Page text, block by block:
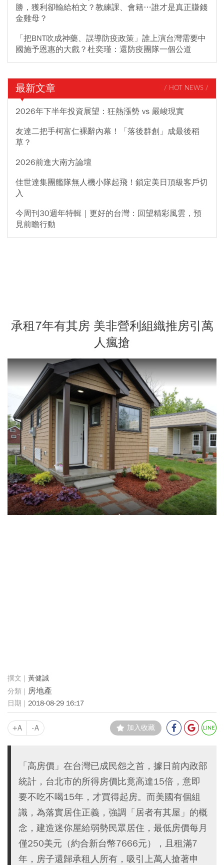
勝，獲利卻輸給柏文？教練課、會籍…誰才是真正賺錢
金雞母？
「把BNT吹成神藥、誤導防疫政策」誰上演台灣需要中
國施予恩惠的大戲？杜奕瑾：還防疫團隊一個公道
最新文章 / HOT NEWS /
2026年下半年投資展望：狂熱漲勢 vs 嚴峻現實
友達二把手柯富仁裸辭內幕！「落後群創」成最後稻
草？
2026前進大南方論壇
佳世達集團艦隊無人機小隊起飛！鎖定美日頂級客戶切
入
今周刊30週年特輯｜更好的台灣：回望精彩風雲，預
見前瞻行動
承租7年有其房 美非營利組織推房引萬
人瘋搶
黃健誠
房地產
2018-08-29 16:17
+A -A 加入收藏
「高房價」在台灣已成民怨之首，據日前內政部
統計，台北市的所得房價比竟高達15倍，意即
要不吃不喝15年，才買得起房。而美國有個組
識，為落實居住正義，強調「居者有其屋」的概
念，建造迷你屋給弱勢民眾居住，最低房價每月
僅250美元（約合新台幣7666元），且租滿7
年，房子還歸承租人所有，吸引上萬人搶著申